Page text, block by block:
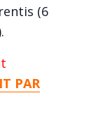
(6
PAR